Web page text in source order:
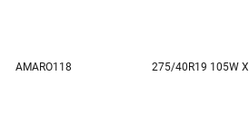
AMARO118 275/40R19 105W